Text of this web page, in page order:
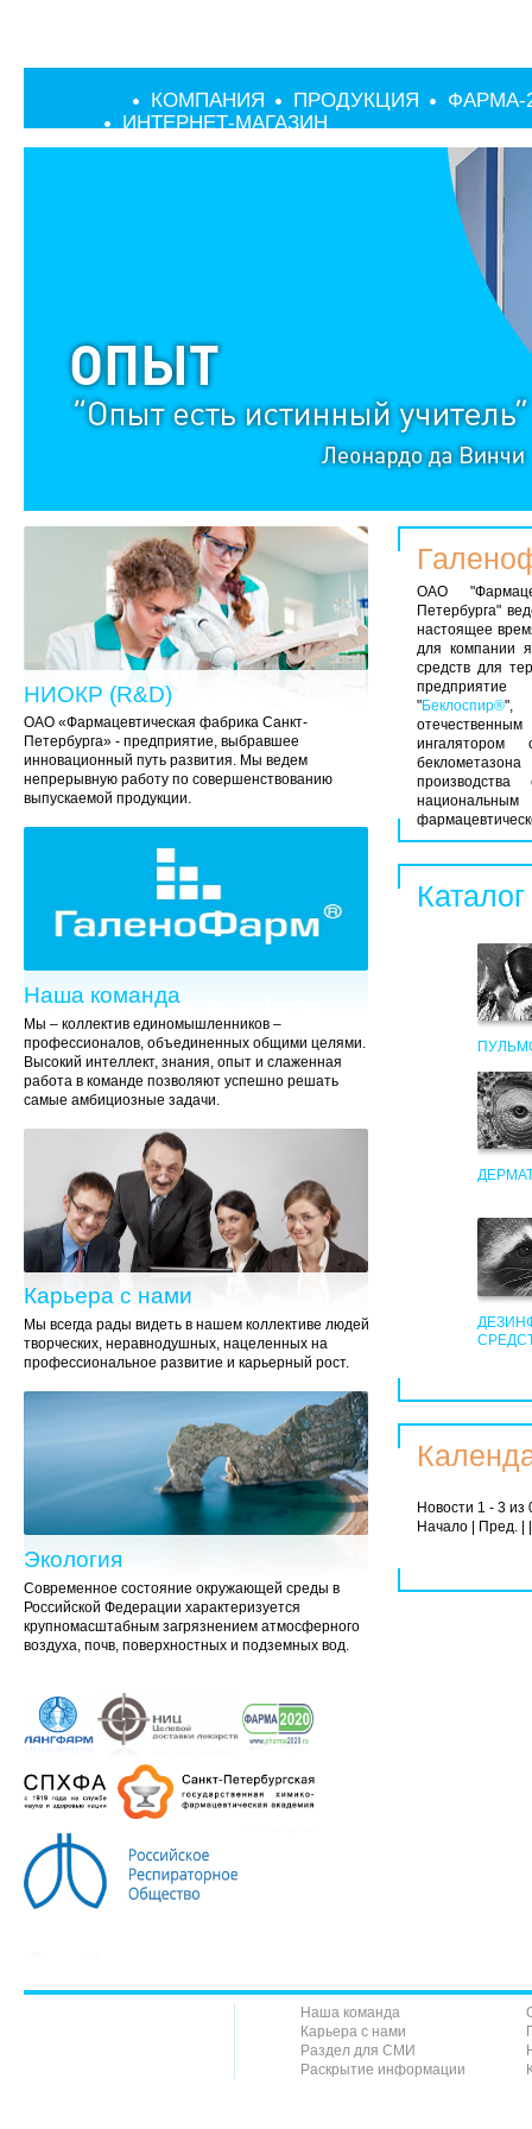
КОМПАНИЯ ПРОДУКЦИЯ
ФАРМА-
ИНТЕРНЕТ-МАГАЗИН
ОАО
Петербурга"
настоящее
для компании
средств для
"Беклоспир®",
Новости 1 - 3 из
Начало | Пред. |
НИОКР (R&D)
ОАО «Фармацевтическая фабрика Санкт-
Петербурга» - предприятие, выбравшее
инновационный путь развития. Мы ведем
непрерывную работу по совершенствованию
выпускаемой продукции.
Наша команда
Мы – коллектив единомышленников –
профессионалов, объединенных общими целями.
Высокий интеллект, знания, опыт и слаженная
работа в команде позволяют успешно решать
самые амбициозные задачи.
Карьера с нами
Мы всегда рады видеть в нашем коллективе людей
творческих, неравнодушных, нацеленных на
профессиональное развитие и карьерный рост.
Экология
Современное состояние окружающей среды в
Российской Федерации характеризуется
крупномасштабным загрязнением атмосферного
воздуха, почв, поверхностных и подземных вод.
Наша команда
Карьера с нами
Раздел для СМИ
Раскрытие информации